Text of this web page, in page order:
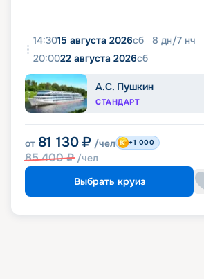
14:3015 августа 2026сб 8 дн/7 нч
20:0022 августа 2026сб
А.С. Пушкин
СТАНДАРТ
от 81 130 ₽ /чел
85 400₽ /чел
+1 000
Выбрать круиз